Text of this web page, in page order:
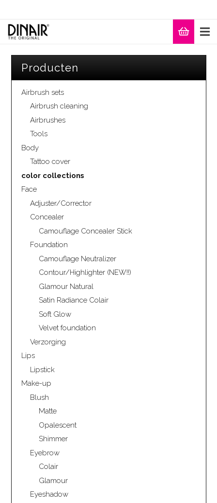
Producten
Airbrush sets
Airbrush cleaning
Airbrushes
Tools
Body
Tattoo cover
color collections
Face
Adjuster/Corrector
Concealer
Camouflage Concealer Stick
Foundation
Camouflage Neutralizer
Contour/Highlighter (NEW!!)
Glamour Natural
Satin Radiance Colair
Soft Glow
Velvet foundation
Verzorging
Lips
Lipstick
Make-up
Blush
Matte
Opalescent
Shimmer
Eyebrow
Colair
Glamour
Eyeshadow